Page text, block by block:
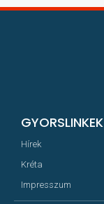
GYORSLINKEK
Hírek
Kréta
Impresszum